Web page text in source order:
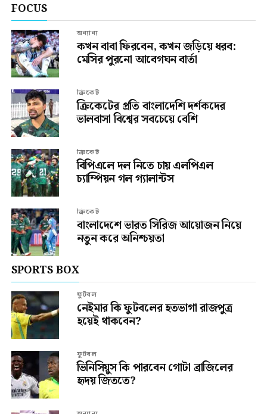
FOCUS
অন্যান্য
কখন বাবা ফিরবেন, কখন জড়িয়ে ধরব:
মেসির পুরনো আবেগঘন বার্তা
ক্রিকেট
ক্রিকেটের প্রতি বাংলাদেশি দর্শকদের
ভালবাসা বিশ্বের সবচেয়ে বেশি
ক্রিকেট
বিপিএলে দল নিতে চায় এলপিএল
চ্যাম্পিয়ন গল গ্যালান্টস
ক্রিকেট
বাংলাদেশে ভারত সিরিজ আয়োজন নিয়ে
নতুন করে অনিশ্চয়তা
SPORTS BOX
ফুটবল
নেইমার কি ফুটবলের হতভাগা রাজপুত্র
হয়েই থাকবেন?
ফুটবল
ভিনিসিয়ুস কি পারবেন গোটা ব্রাজিলের
হৃদয় জিততে?